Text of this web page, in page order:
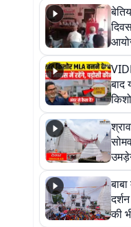
का
बाद
कैसा
की